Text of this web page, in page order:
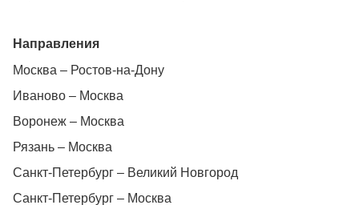
Направления
Москва – Ростов-на-Дону
Иваново – Москва
Воронеж – Москва
Рязань – Москва
Санкт-Петербург – Великий Новгород
Санкт-Петербург – Москва